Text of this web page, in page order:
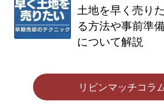
土地を早く売り
る方法や事前準
について解説
リビンマッチコラ